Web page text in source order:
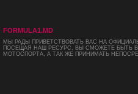
FORMULA1.MD
МЫ РАДЫ ПРИВЕТСТВОВАТЬ ВАС НА
ПОСЕЩАЯ НАШ РЕСУРС, ВЫ СМОЖЕТЕ БЫТЬ В
МОТОСПОРТА, А ТАК ЖЕ ПРИНИМАТЬ